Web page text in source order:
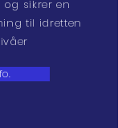
sikrer en
til idretten